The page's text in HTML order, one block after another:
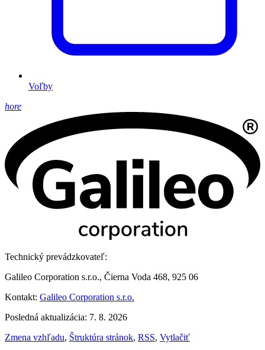
Voľby
hore
Technický prevádzkovateľ:
Galileo Corporation s.r.o., Čierna Voda 468, 925 06
Kontakt: Galileo Corporation s.r.o.
Posledná aktualizácia: 7. 8. 2026
Zmena vzhľadu, Štruktúra stránok, RSS, Vytlačiť